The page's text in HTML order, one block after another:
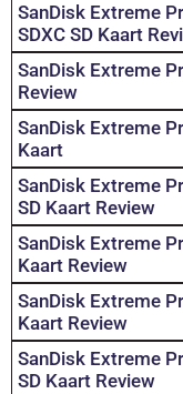
SanDisk Extreme
SDXC SD Kaart
SanDisk Extreme
Review
SanDisk Extreme
Kaart
SanDisk Extreme
SD Kaart Review
SanDisk Extreme
Kaart Review
SanDisk Extreme
Kaart Review
SanDisk Extreme
SD Kaart Review